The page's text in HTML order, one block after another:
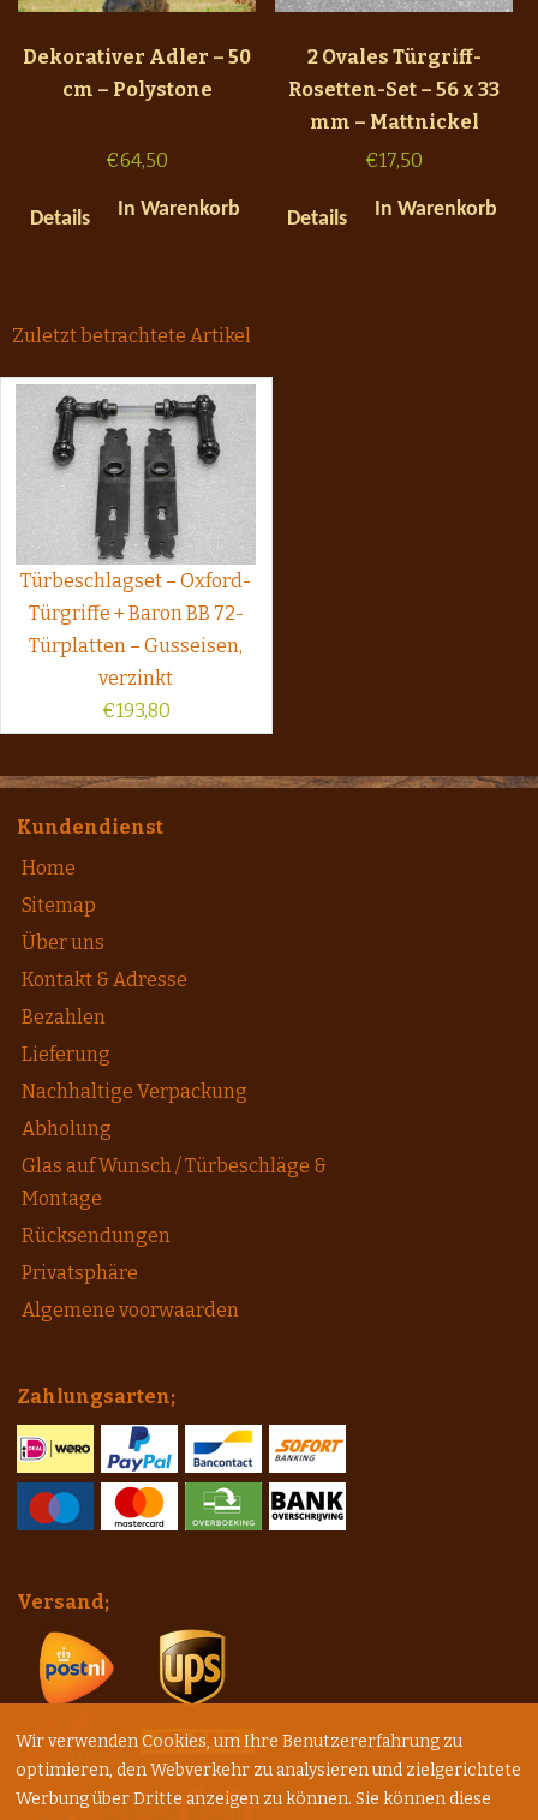
Dekorativer Adler – 50
cm – Polystone
€64,50
Details In Warenkorb
2 Ovales Türgriff-
Rosetten-Set – 56 x 33
mm – Mattnickel
€17,50
Details In Warenkorb
Zuletzt betrachtete Artikel
Türbeschlagset – Oxford-
Türgriffe + Baron BB 72-
Türplatten – Gusseisen,
verzinkt
€193,80
Kundendienst
Home
Sitemap
Über uns
Kontakt & Adresse
Bezahlen
Lieferung
Nachhaltige Verpackung
Abholung
Glas auf Wunsch / Türbeschläge &
Montage
Rücksendungen
Privatsphäre
Algemene voorwaarden
Zahlungsarten;
Versand;
Wir verwenden Cookies, um Ihre Benutzererfahrung zu
optimieren, den Webverkehr zu analysieren und zielgerichtete
Werbung über Dritte anzeigen zu können. Sie können diese